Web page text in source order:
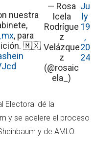
nuestra
, para
🇲🇽
— Rosa
Icela
Rodrígue
z
Velázque
z
(@rosaic
ela_)
Ju
ly
19
,
20
24
Electoral dé la
y se acelere el proceso
y de AMLO.